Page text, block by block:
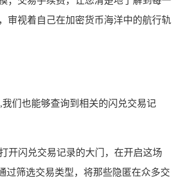
审视着自己在加密货币海洋中的航行轨
们也能够查询到相关的闪兑交易记
开闪兑交易记录的大门，在开启这场
过筛选交易类型，将那些隐匿在众多交